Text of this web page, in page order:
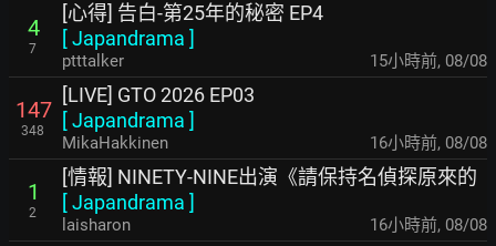
4
7
[心得] 告白-第25年的秘密 EP4
[Japandrama ]
ptttalker 15小時前, 08/08
147
348
[LIVE] GTO 2026 EP03
[Japandrama ]
MikaHakkinen 16小時前, 08/08
1
2
[情報] NINETY-NINE出演《請保持名偵探原來的
[Japandrama ]
laisharon 16小時前, 08/08